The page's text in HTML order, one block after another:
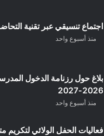
اجتماع تنسيقي عبر تقنية
منذ أسبوع واحد
بلاغ حول رزنامة الدخول
2026-2027
منذ أسبوع واحد
فعاليات الحفل الولائي لتكريم